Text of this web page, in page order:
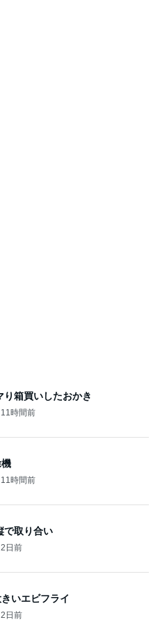
箱買いしたおかき
11時間前
11時間前
で取り合い
2日前
いエビフライ
2日前